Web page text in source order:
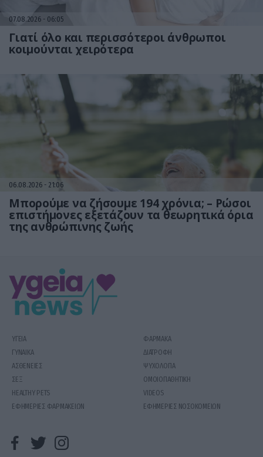
07.08.2026 06:05
Γιατί όλο και περισσότεροι άνθρωποι
κοιμούνται χειρότερα
06.08.2026 21:06
Μπορούμε να ζήσουμε 194 χρόνια; – Ρώσοι
επιστήμονες εξετάζουν τα θεωρητικά όρια
της ανθρώπινης ζωής
ΥΓΕΙΑ
ΦΑΡΜΑΚΑ
ΓΥΝΑΙΚΑ
ΔΙΑΤΡΟΦΗ
ΑΣΘΕΝΕΙΕΣ
ΨΥΧΟΛΟΓΙΑ
ΣΕΞ
ΟΜΟΙΟΠΑΘΗΤΙΚΗ
HEALTHY PETS
VIDEOS
ΕΦΗΜΕΡΙΕΣ ΦΑΡΜΑΚΕΙΩΝ
ΕΦΗΜΕΡΙΕΣ ΝΟΣΟΚΟΜΕΙΩΝ